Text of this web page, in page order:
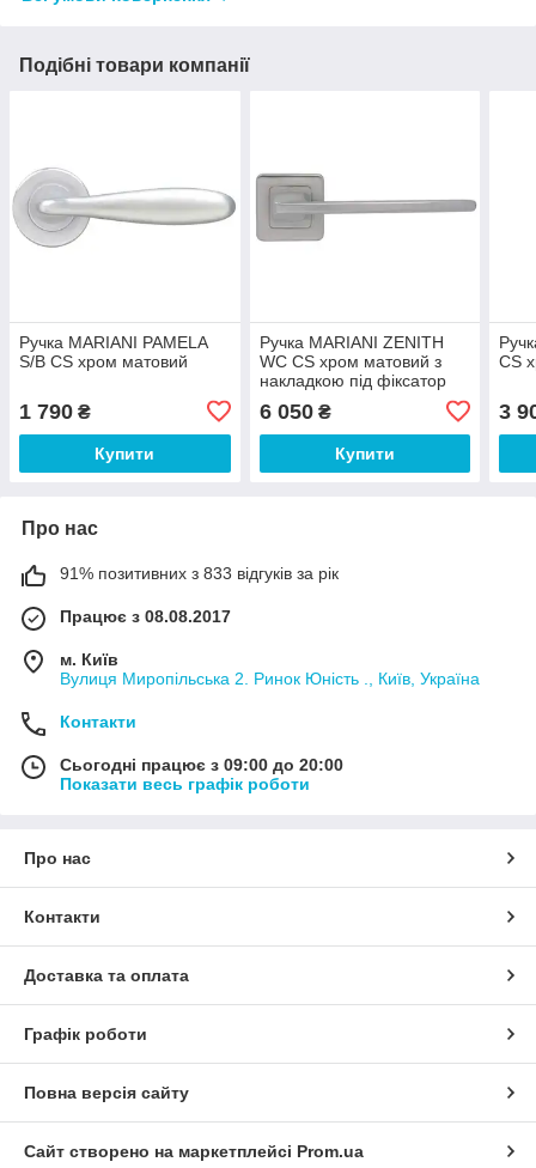
Подібні товари компанії
Ручка MARIANI PAMELA
S/B CS хром матовий
1 790 ₴
Купити
Ручка MARIANI ZENITH
WC CS хром матовий з
накладкою під фіксатор
6 050₴
Купити
CS
3
Про нас
91% позитивних з 833 відгуків за рік
Працює з 08.08.2017
м. Київ
Вулиця Миропільська 2. Ринок Юність ., Київ, Україна
Контакти
Сьогодні працює з 09:00 до 20:00
Показати весь графік роботи
Про нас
Контакти
Доставка та оплата
Графік роботи
Повна версія сайту
Сайт створено на маркетплейсі Prom.ua